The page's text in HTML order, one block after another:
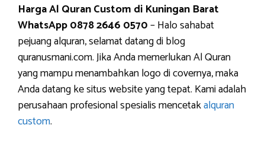
Harga Al Quran Custom di Kuningan Barat
WhatsApp 0878 2646 0570– Halo sahabat
pejuang alquran, selamat datang di blog
quranusmani.com. Jika Anda memerlukan Al Quran
yang mampu menambahkan logo di covernya, maka
Anda datang ke situs website yang tepat. Kami adalah
perusahaan profesional spesialis mencetakalquran
custom.